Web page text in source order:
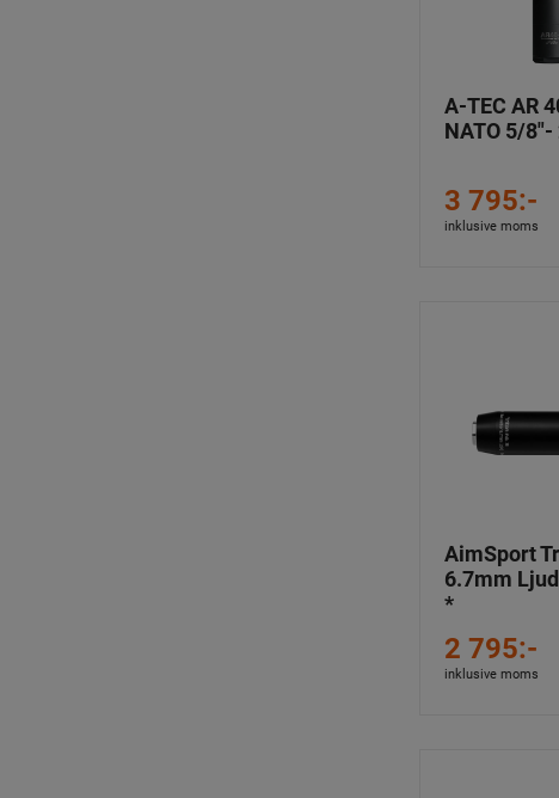
A-TEC AR
NATO 5/8"-
3 795:-
inklusive moms
AimSport
6.7mm
*
2 795:-
inklusive moms